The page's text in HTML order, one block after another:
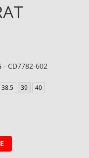
- CD7782-602
38.5 39 40